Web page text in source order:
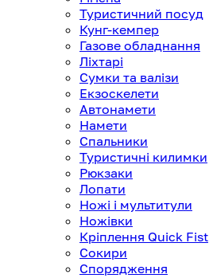
Туристичний посуд
Кунг-кемпер
Газове обладнання
Ліхтарі
Сумки та валізи
Екзоскелети
Автонамети
Намети
Спальники
Туристичні килимки
Рюкзаки
Лопати
Ножі і мультитули
Ножівки
Кріплення Quick Fist
Сокири
Спорядження